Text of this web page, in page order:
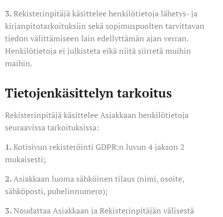
3.Rekisterinpitäjä käsittelee henkilötietoja lähetys- ja
kirjanpitotarkoituksiin sekä sopimuspuolten tarvittavan
tiedon välittämiseen lain edellyttämän ajan verran.
Henkilötietoja ei julkisteta eikä niitä siirretä muihin
maihin.
Tietojenkäsittelyn tarkoitus
Rekisterinpitäjä käsittelee Asiakkaan henkilötietoja
seuraavissa tarkoituksissa:
1.Kotisivun rekisteröinti GDPR:n luvun 4 jakson 2
mukaisesti;
2.Asiakkaan luoma sähköinen tilaus (nimi, osoite,
sähköposti, puhelinnumero);
3.Noudattaa Asiakkaan ja Rekisterinpitäjän välisestä